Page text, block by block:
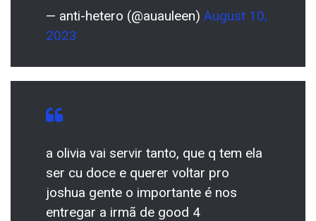
— anti-hetero (@auauleen) August 10,
2023
a olivia vai servir tanto, que q tem ela
ser cu doce e querer voltar pro
joshua gente o importante é nos
entregar a irmã de good 4